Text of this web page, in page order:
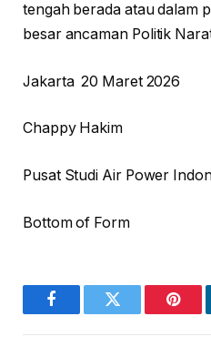
tengah berada atau dalam
besar ancaman Politik
Jakarta 20 Maret 2026
Chappy Hakim
Pusat Studi Air Power
Bottom of Form
FacebookTwitter